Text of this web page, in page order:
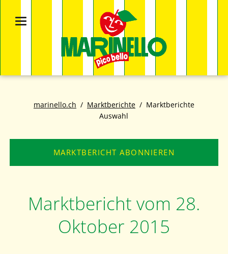
marinello.ch Marktberichte
Marktberichte
Auswahl
MARKTBERICHT ABONNIEREN
Marktbericht vom 28.
Oktober 2015